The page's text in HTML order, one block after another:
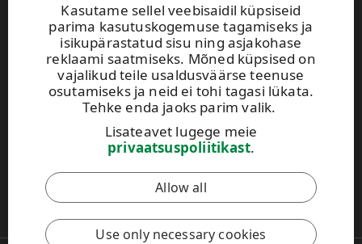
Kasutame sellel veebisaidil küpsiseid
parima kasutuskogemuse tagamiseks ja
isikupärastatud sisu ning asjakohase
reklaami saatmiseks. Mõned küpsised on
vajalikud teile usaldusväärse teenuse
osutamiseks ja neid ei tohi tagasi lükata.
Tehke enda jaoks parim valik.
Lisateavet lugege meie
privaatsuspoliitikast.
Allow all
Use only necessary cookies
Photo gallery
About us
UPM Code of Conduct
Keep posted on WISA plywood by
subscribing to WISA
See veebisait on kaitstud reCAPTCHA-ga ning selle suhtes
kehtivadGoogle'i privaatsuspoliitikajateenusetingimused